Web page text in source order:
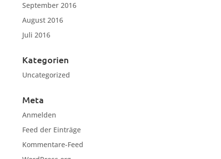
September 2016
August 2016
Juli 2016
Kategorien
Uncategorized
Meta
Anmelden
Feed der Einträge
Kommentare-Feed